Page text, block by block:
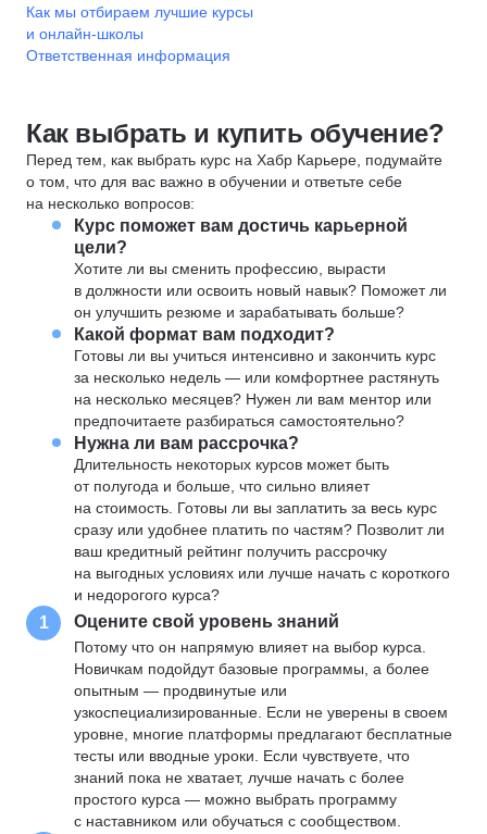
Как мы отбираем лучшие курсы
и онлайн-школы
Ответственная информация
Как выбрать и купить обучение?
Перед тем, как выбрать курс на Хабр Карьере, подумайте
о том, что для вас важно в обучении и ответьте себе
на несколько вопросов:
Курс поможет вам достичь карьерной
цели?
Хотите ли вы сменить профессию, вырасти
в должности или освоить новый навык? Поможет ли
он улучшить резюме и зарабатывать больше?
Какой формат вам подходит?
Готовы ли вы учиться интенсивно и закончить курс
за несколько недель — или комфортнее растянуть
на несколько месяцев? Нужен ли вам ментор или
предпочитаете разбираться самостоятельно?
Нужна ли вам рассрочка?
Длительность некоторых курсов может быть
от полугода и больше, что сильно влияет
на стоимость. Готовы ли вы заплатить за весь курс
сразу или удобнее платить по частям? Позволит ли
ваш кредитный рейтинг получить рассрочку
на выгодных условиях или лучше начать с короткого
и недорогого курса?
1 Оцените свой уровень знаний
Потому что он напрямую влияет на выбор курса.
Новичкам подойдут базовые программы, а более
опытным — продвинутые или
узкоспециализированные. Если не уверены в своем
уровне, многие платформы предлагают бесплатные
тесты или вводные уроки. Если чувствуете, что
знаний пока не хватает, лучше начать с более
простого курса — можно выбрать программу
с наставником или обучаться с сообществом.